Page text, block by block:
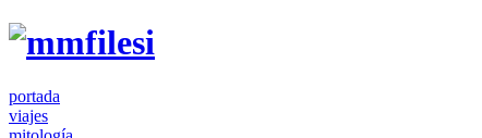
portada
viajes